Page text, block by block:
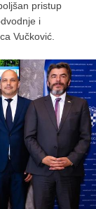
pristup
i
Vučković.